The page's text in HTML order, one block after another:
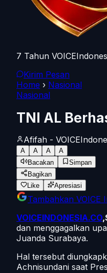
7 Tahun
Kirim Pesan
Home › Nasional
Nasional
TNI AL
Afifah -
A A A
A
Bacakan
Simpan
Bagikan
Like
Apresiasi
Tambahkan VOICE
VOICEINDONESIA.CO
dan menggagalkan
Juanda Surabaya.
Hal tersebut
Achnisundani saat